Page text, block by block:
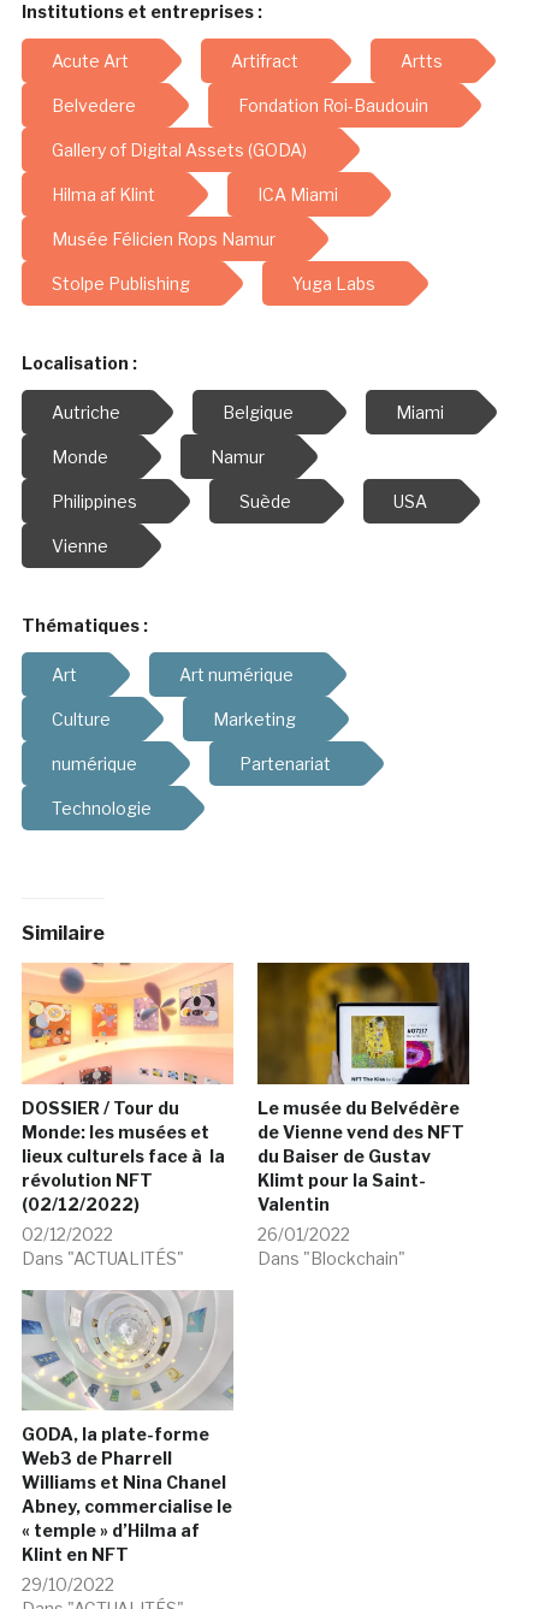
Institutions et entreprises :
Acute Art Artifract Artts
Belvedere Fondation Roi-Baudouin
Gallery of Digital Assets (GODA)
Hilma af Klint ICA Miami
Musée Félicien Rops Namur
Stolpe Publishing Yuga Labs
Localisation :
Autriche Belgique Miami
Monde Namur
Philippines Suède USA
Vienne
Thématiques :
Art Art numérique
Culture Marketing
numérique Partenariat
Technologie
Similaire
DOSSIER / Tour du
Monde: les musées et
lieux culturels face à la
révolution NFT
(02/12/2022)
02/12/2022
Dans "ACTUALITÉS"
Le musée du Belvédère
de Vienne vend des NFT
du Baiser de Gustav
Klimt pour la Saint-
Valentin
26/01/2022
Dans "Blockchain"
GODA, la plate-forme
Web3 de Pharrell
Williams et Nina Chanel
Abney, commercialise le
« temple » d’Hilma af
Klint en NFT
29/10/2022